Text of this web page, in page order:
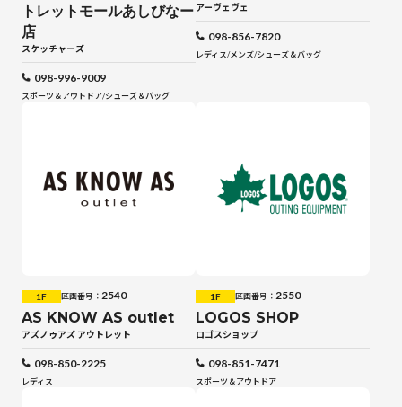
トレットモールあしびなー
店
スケッチャーズ
098-996-9009
スポーツ＆アウトドア/シューズ＆バッグ
アーヴェヴェ
098-856-7820
レディス/メンズ/シューズ＆バッグ
1F 区画番号： 2540
AS KNOW AS outlet
アズノゥアズ アウトレット
098-850-2225
レディス
1F 区画番号： 2550
LOGOS SHOP
ロゴスショップ
098-851-7471
スポーツ＆アウトドア